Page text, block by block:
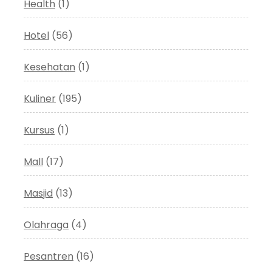
Health (1)
Hotel (56)
Kesehatan (1)
Kuliner (195)
Kursus (1)
Mall (17)
Masjid (13)
Olahraga (4)
Pesantren (16)